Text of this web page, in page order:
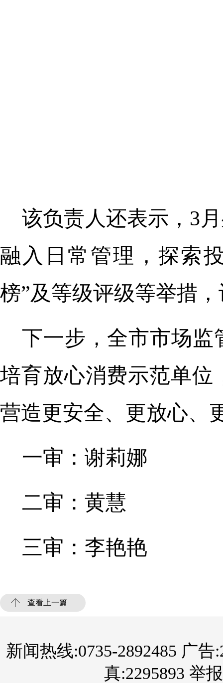
该负责人还表示，3
融入日常管理，探索
榜”及等级评级等举措
下一步，全市市场监
培育放心消费示范单位
营造更安全、更放心、
一审：谢莉娜
二审：黄慧
三审：李艳艳
查看上一篇
新闻热线:0735-2892485 广告
真:2295893 举